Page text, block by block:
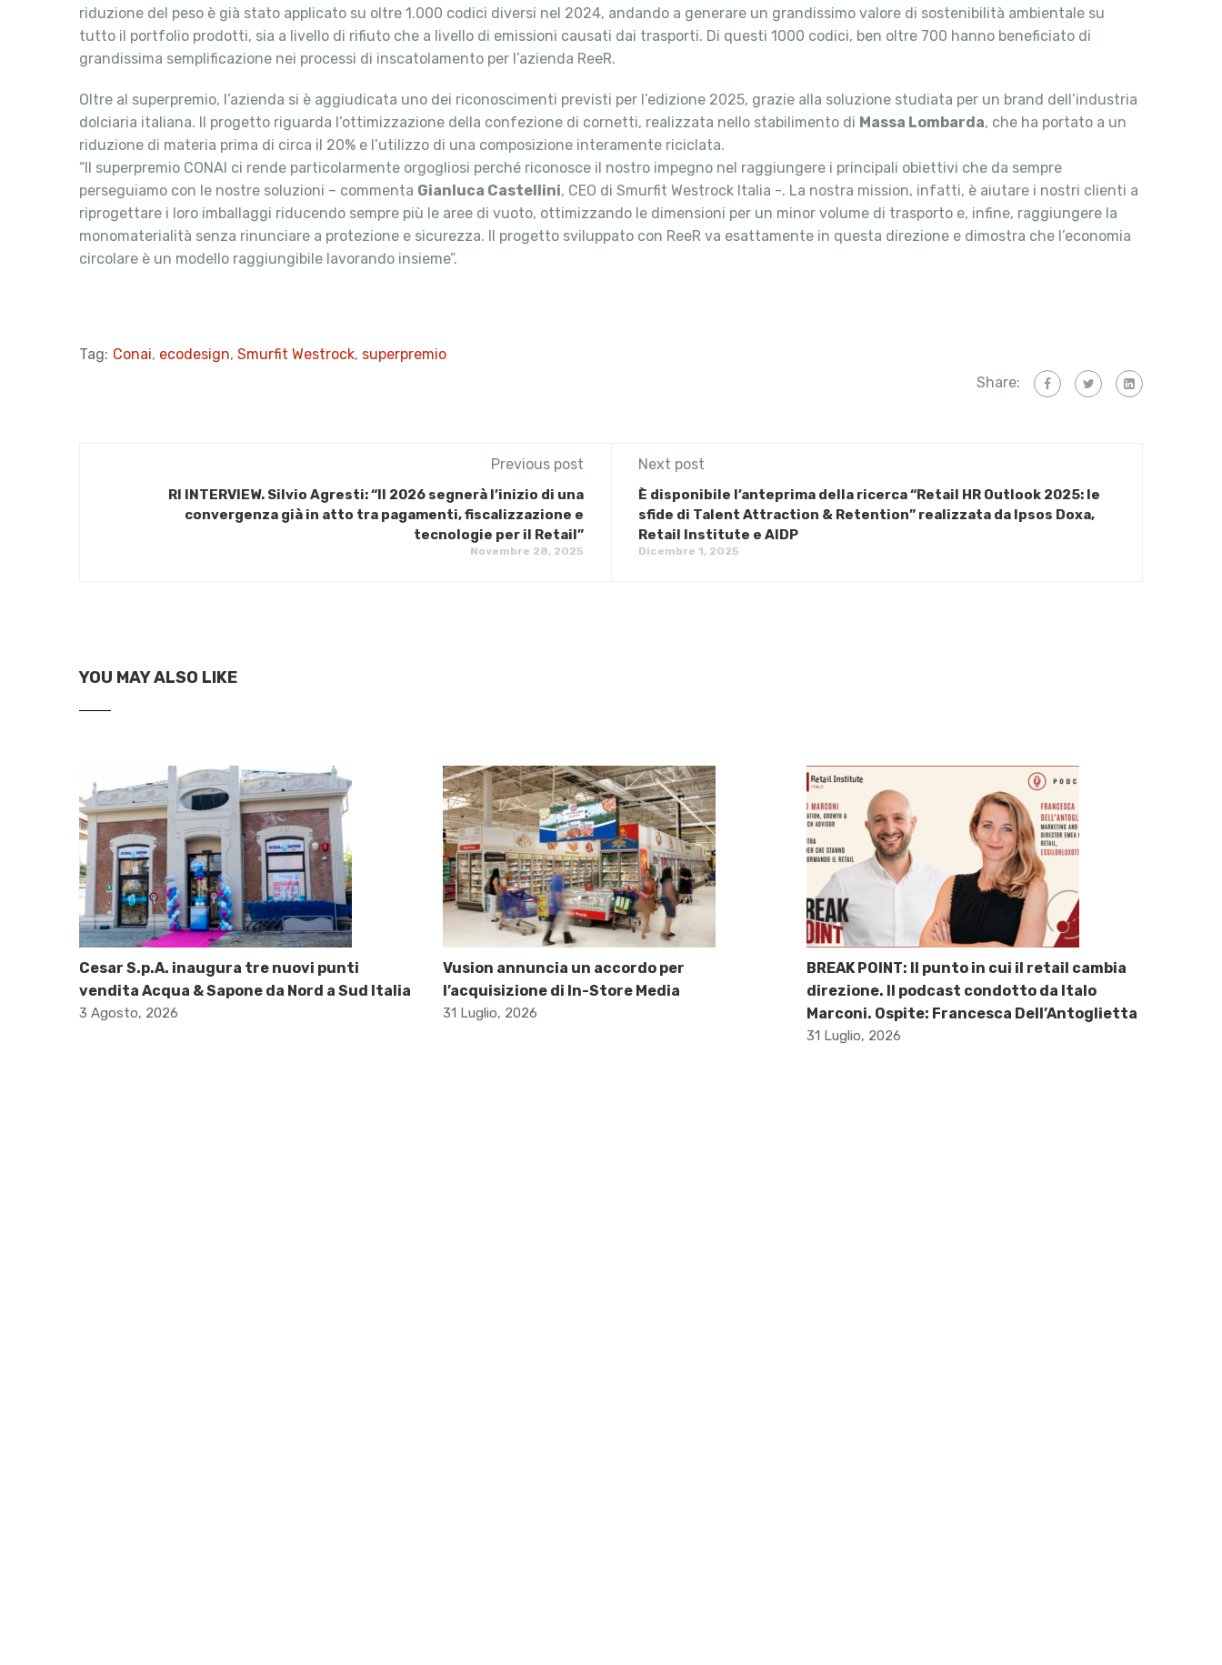
riduzione del peso è già stato applicato su oltre 1.000 codici diversi nel 2024, andando a generare un grandissimo valore di sostenibilità ambientale su
tutto il portfolio prodotti, sia a livello di rifiuto che a livello di emissioni causati dai trasporti. Di questi 1000 codici, ben oltre 700 hanno beneficiato di
grandissima semplificazione nei processi di inscatolamento per l’azienda ReeR.
Oltre al superpremio, l’azienda si è aggiudicata uno dei riconoscimenti previsti per l’edizione 2025, grazie alla soluzione studiata per un brand dell’industria
dolciaria italiana. Il progetto riguarda l’ottimizzazione della confezione di cornetti, realizzata nello stabilimento di Massa Lombarda, che ha portato a un
riduzione di materia prima di circa il 20% e l’utilizzo di una composizione interamente riciclata.
“Il superpremio CONAI ci rende particolarmente orgogliosi perché riconosce il nostro impegno nel raggiungere i principali obiettivi che da sempre
perseguiamo con le nostre soluzioni – commenta Gianluca Castellini, CEO di Smurfit Westrock Italia -. La nostra mission, infatti, è aiutare i nostri clienti a
riprogettare i loro imballaggi riducendo sempre più le aree di vuoto, ottimizzando le dimensioni per un minor volume di trasporto e, infine, raggiungere la
monomaterialità senza rinunciare a protezione e sicurezza. Il progetto sviluppato con ReeR va esattamente in questa direzione e dimostra che l’economia
circolare è un modello raggiungibile lavorando insieme”.
Tag: Conai, ecodesign, Smurfit Westrock, superpremio
Share:
Previous post
RI INTERVIEW. Silvio Agresti: “Il 2026 segnerà l’inizio di una
convergenza già in atto tra pagamenti, fiscalizzazione e
tecnologie per il Retail”
Novembre 28, 2025
Next post
È disponibile l’anteprima della ricerca “Retail HR Outlook 2025: le
sfide di Talent Attraction & Retention” realizzata da Ipsos Doxa,
Retail Institute e AIDP
Dicembre 1, 2025
YOU MAY ALSO LIKE
Cesar S.p.A. inaugura tre nuovi punti
vendita Acqua & Sapone da Nord a Sud Italia
3 Agosto, 2026
Vusion annuncia un accordo per
l’acquisizione di In-Store Media
31 Luglio, 2026
BREAK POINT: Il punto in cui il retail cambia
direzione. Il podcast condotto da Italo
Marconi. Ospite: Francesca Dell’Antoglietta
31 Luglio, 2026